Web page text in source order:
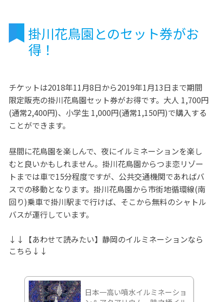
掛川花鳥園とのセット券がお
得！
チケットは2018年11月8日から2019年1月13日まで期間
限定販売の掛川花鳥園セット券がお得です。大人 1,700円
(通常2,400円)、小学生 1,000円(通常1,150円)で購入する
ことができます。
昼間に花鳥園を楽しんで、夜にイルミネーションを楽し
むと良いかもしれません。掛川花鳥園からつま恋リゾー
トまでは車で15分程度ですが、公共交通機関であればバ
スでの移動となります。掛川花鳥園から市街地循環線(南
回り)乗車で掛川駅まで行けば、そこから無料のシャトル
バスが運行しています。
↓↓【あわせて読みたい】静岡のイルミネーションなら
こちら↓↓
日本一高い噴水イルミネーショ